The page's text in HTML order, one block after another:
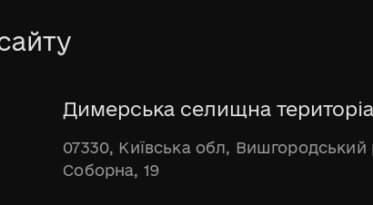
Димерська селищна
07330, Київська обл,
Соборна, 19